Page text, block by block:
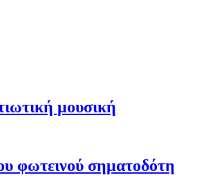
μουσική
φωτεινού σηματοδότη